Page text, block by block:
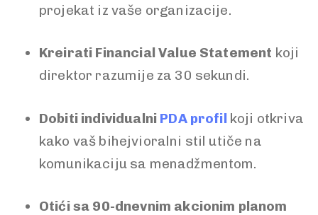
projekat iz vaše organizacije.
Kreirati Financial Value Statement koji
direktor razumije za 30 sekundi.
Dobiti individualni PDA profilkoji otkriva
kako vaš bihejvioralni stil utiče na
komunikaciju sa menadžmentom.
Otići sa 90-dnevnim akcionim planom